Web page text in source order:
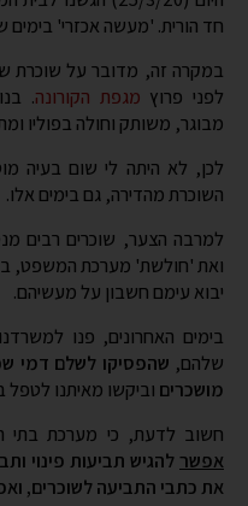
לכן, לא היתה לי שום בעיה
השוכרת מהדירה, גם בימים אלו.
למרבה הצער, שוכרים רבים
ואת 'חולשת' מערכת המשפט,
יבוא עימם חשבון על מעשיהם.
בימים האחרונים, פנו למשרדנו
שלהם,
שהפסיקו לשלם דמי
מושכריםוביקשו מאיתנו לטפל
חשוב לדעת, כי מערכת בתי
להגיש תביעות פינוי
את כתבי התביעה לשוכרים,
מגפת הקורונהאינה 'מילת
הסכמי שכירות, וחשוב
נכסים, המתקיימים מדמי
ואפילו שוכרים נכסים בעצמם.